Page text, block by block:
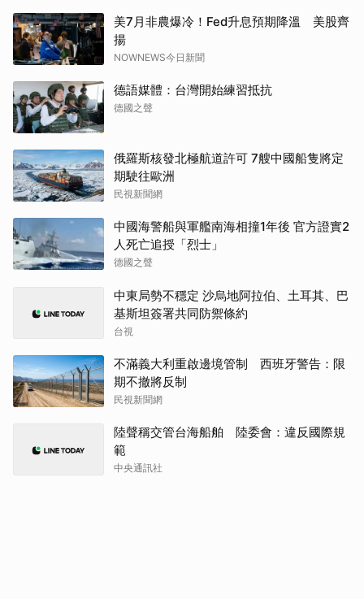
美7月非農爆冷！Fed升息預期降溫 美股齊
揚
NOWNEWS今日新聞
德語媒體：台灣開始練習抵抗
德國之聲
俄羅斯核發北極航道許可 7艘中國船隻將定
期駛往歐洲
民視新聞網
中國海警船與軍艦南海相撞1年後 官方證實2
人死亡追授「烈士」
德國之聲
中東局勢不穩定 沙烏地阿拉伯、土耳其、巴
基斯坦簽署共同防禦條約
台視
不滿義大利重啟邊境管制 西班牙警告：限
期不撤將反制
民視新聞網
陸聲稱交管台海船舶 陸委會：違反國際規
範
中央通訊社